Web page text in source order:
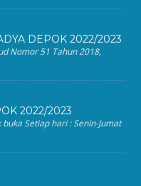
DEPOK 2022/2023
Nomor 51 Tahun 2018,
2022/2023
Setiap hari : Senin-Jumat